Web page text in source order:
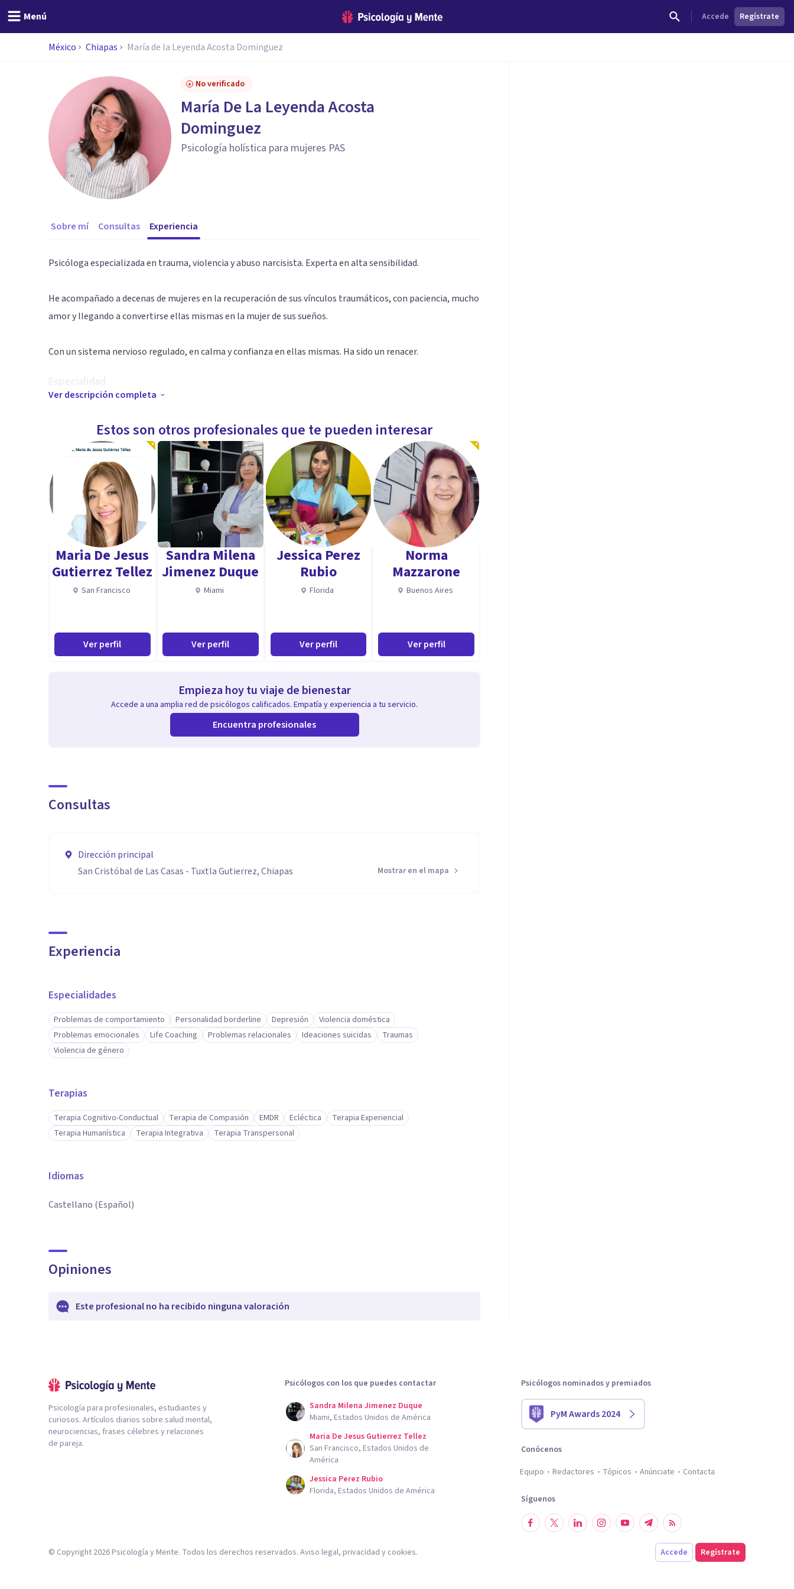
Menú Accede Regístrate
México Chiapas María de la Leyenda Acosta Dominguez
No verificado
María De La Leyenda Acosta
Dominguez
Psicología holística para mujeres PAS
Sobre mí Consultas Experiencia
Psicóloga especializada en trauma, violencia y abuso narcisista. Experta en alta sensibilidad.
He acompañado a decenas de mujeres en la recuperación de sus vínculos traumáticos, con paciencia, mucho
amor y llegando a convertirse ellas mismas en la mujer de sus sueños.
Con un sistema nervioso regulado, en calma y confianza en ellas mismas. Ha sido un renacer.
Especialidad
6 años de experiencia con todo tipo de terapias, holísticas y psicológicas.
Solo tengo 5 cupos becados para personas que hayan sufrido violencia familiar, de pareja, o en particular
abuso narcisista.
Mi terapia está centrada en:
- Nuevas estrategias de regulación emocional superando la dependencia emocional.
- Conocimiento y regulación de tu sistema nervioso.
- Psicoeducacion acerca de dinámicas narcisistas/psicopaticas.
- Re-procesamiento de traumas en tu lugar seguro.
- Del estrés postraumático al crecimiento postraumático.
- Creación de un vínculo seguro con nosotras mismas.
Desde una perspectiva de trauma, sistema nervioso, terapia integrativa, etc.
- Soy una persona altamente empatica.
- Mis pacientes a veces se quedan sorprendidos de la cantidad de información que pueda albergar sobre
Ver descripción completa
Estos son otros profesionales que te pueden interesar
Maria De Jesus
Gutierrez Tellez
San Francisco
Ver perfil
Sandra Milena
Jimenez Duque
Miami
Ver perfil
Jessica Perez
Rubio
Florida
Ver perfil
Norma
Mazzarone
Buenos Aires
Ver perfil
Empieza hoy tu viaje de bienestar
Accede a una amplia red de psicólogos calificados. Empatía y experiencia a tu servicio.
Encuentra profesionales
Consultas
Dirección principal
San Cristóbal de Las Casas - Tuxtla Gutierrez, Chiapas
Mostrar en el mapa
Experiencia
Especialidades
Problemas de comportamiento Personalidad borderline Depresión
Violencia doméstica
Problemas emocionales
Life Coaching Problemas relacionales Ideaciones suicidas
Traumas
Violencia de género
Terapias
Terapia Cognitivo-Conductual Terapia de Compasión EMDR Ecléctica
Terapia Experiencial
Terapia Humanística
Terapia Integrativa Terapia Transpersonal
Idiomas
Castellano (Español)
Opiniones
Este profesional no ha recibido ninguna valoración
Psicología para profesionales, estudiantes y
curiosos. Artículos diarios sobre salud mental,
neurociencias, frases célebres y relaciones
de pareja.
Psicólogos con los que puedes contactar
Sandra Milena Jimenez Duque
Miami, Estados Unidos de América
Maria De Jesus Gutierrez Tellez
San Francisco, Estados Unidos de
América
Jessica Perez Rubio
Florida, Estados Unidos de América
Psicólogos nominados y premiados
PyM Awards 2024
Conócenos
Equipo
Redactores Tópicos Anúnciate Contacta
Síguenos
Accede Regístrate
© Copyright 2026Psicología y Mente. Todos los derechos reservados. Aviso legal, privacidad y cookies.